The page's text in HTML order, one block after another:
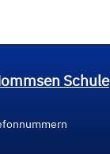
Schule